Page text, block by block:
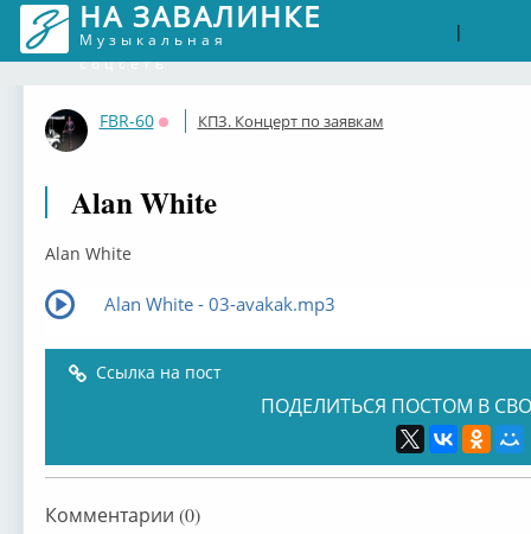
НА ЗАВАЛИНКЕ
Музыкальная
соцсеть
|
FBR-60
Оффлайн
КПЗ. Концерт по заявкам
Alan White
Alan White
Alan White - 03-avakak.mp3
Ссылка на пост
ПОДЕЛИТЬСЯ ПОСТОМ В
Комментарии (0)